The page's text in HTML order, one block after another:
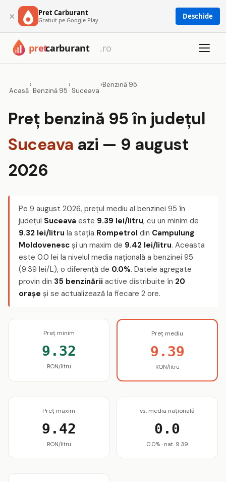
× Pret Carburant
Gratuit pe Google Play Deschide
Acasă
›
Benzină 95
›
Suceava
›Benzină 95
Preț benzină 95 în județul
Suceava azi — 9 august
2026
Pe 9 august 2026, prețul mediu al benzinei 95 în
județul Suceava este 9.39 lei/litru, cu un minim de
9.32 lei/litru la stația Rompetrol din Campulung
Moldovenesc și un maxim de 9.42 lei/litru. Aceasta
este 0.0 lei la nivelul media națională a benzinei 95
(9.39 lei/L), o diferență de 0.0%. Datele agregate
provin din 35 benzinării active distribuite în 20
orașe și se actualizează la fiecare 2 ore.
Preț minim
9.32
RON/litru
Preț mediu
9.39
RON/litru
Preț maxim
9.42
RON/litru
vs. media națională
0.0
0.0% · nat. 9.39